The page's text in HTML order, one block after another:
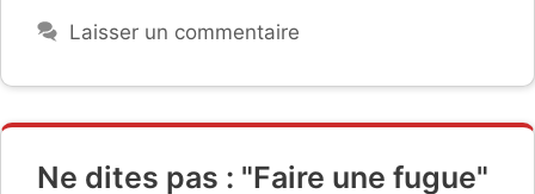
Laisser un commentaire
Ne dites pas : "Faire une fugue"